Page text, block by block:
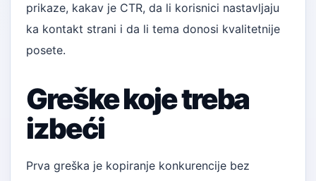
prikaze, kakav je CTR, da li korisnici nastavljaju
ka kontakt strani i da li tema donosi kvalitetnije
posete.
Greške koje treba
izbeći
Prva greška je kopiranje konkurencije bez